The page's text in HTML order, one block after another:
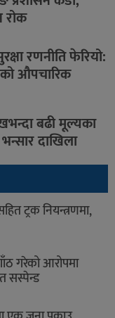
रोक
रणनीति फेरियो:
औपचारिक
बढी मूल्यका
दाखिला
ट्रक नियन्त्रणमा,
गरेको आरोपमा
सस्पेन्ड